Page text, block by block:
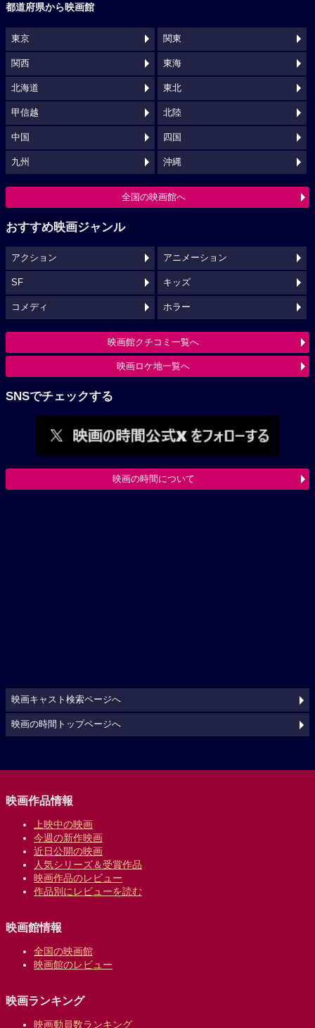
都道府県から映画館
東京 関東
関西 東海
北海道 東北
甲信越 北陸
中国 四国
九州 沖縄
全国の映画館へ
おすすめ映画ジャンル
アクション アニメーション
SF キッズ
コメディ ホラー
映画館クチコミ一覧へ
映画ロケ地一覧へ
SNSでチェックする
映画の時間について
映画キャスト検索ページへ
映画の時間トップページへ
映画作品情報
上映中の映画
今週の新作映画
近日公開の映画
人気シリーズ＆受賞作品
映画作品のレビュー
作品別にレビューを読む
映画館情報
全国の映画館
映画館のレビュー
映画ランキング
映画動員数ランキング